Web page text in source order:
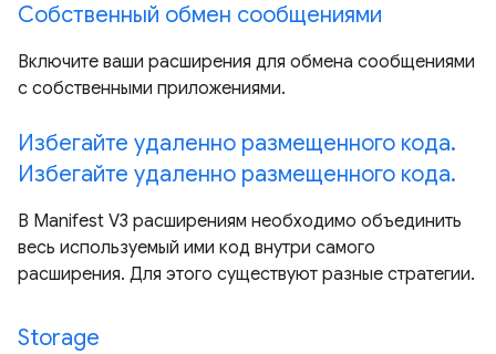
Собственный обмен сообщениями
Включите ваши расширения для обмена сообщениями
с собственными приложениями.
Избегайте удаленно размещенного кода.
Избегайте удаленно размещенного кода.
В Manifest V3 расширениям необходимо объединить
весь используемый ими код внутри самого
расширения. Для этого существуют разные стратегии.
Storage